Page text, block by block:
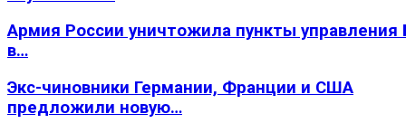
Армия России уничтожила пункты
в…
Экс-чиновники Германии, Франции и США
предложили новую…